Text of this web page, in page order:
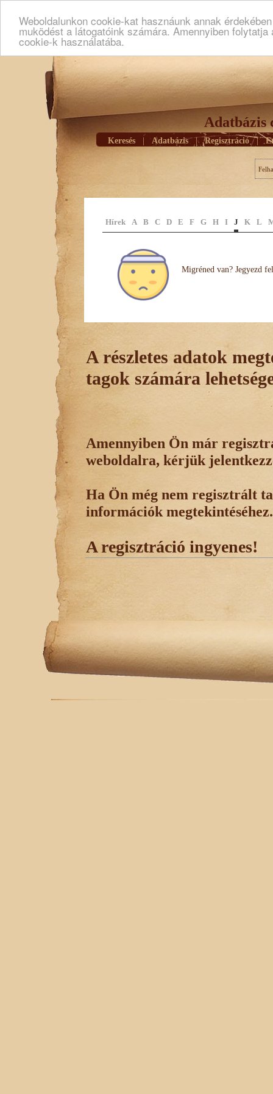
Weboldalunkon cookie-kat hasznáunk annak
muködést a látogatóink számára. Amennyiben
cookie-k használatába.
Adatbázis
Keresés Adatbázis | Regisztráció |
Hírek A B C D E F G H I J K L
Migréned van? Jegyezd
A részletes adatok
tagok számára
Amennyiben Ön már
weboldalra, kérjük
Ha Ön még nem regisztrált
információk megtekintéséhez.
A regisztráció ingyenes!